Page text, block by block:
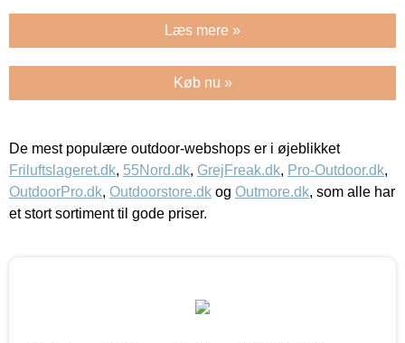
Læs mere »
Køb nu »
De mest populære outdoor-webshops er i øjeblikket
Friluftslageret.dk, 55Nord.dk, GrejFreak.dk, Pro-Outdoor.dk,
OutdoorPro.dk, Outdoorstore.dk og Outmore.dk, som alle har
et stort sortiment til gode priser.